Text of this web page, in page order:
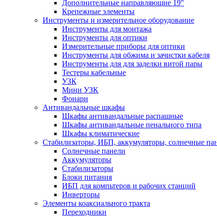
Дополнительные направляющие 19"
Крепежные элементы
Инструменты и измерительное оборудование
Инструменты для монтажа
Инструменты для оптики
Измерительные приборы для оптики
Инструменты для обжима и зачистки кабеля
Инструменты для для заделки витой пары
Тестеры кабельные
УЗК
Мини УЗК
Фонари
Антивандальные шкафы
Шкафы антивандальные распашные
Шкафы антивандальные пенального типа
Шкафы климатические
Стабилизаторы, ИБП, аккумуляторы, солнечные
Солнечные панели
Аккумуляторы
Стабилизаторы
Блоки питания
ИБП для компьтеров и рабочих станций
Инверторы
Элементы коаксиального тракта
Переходники